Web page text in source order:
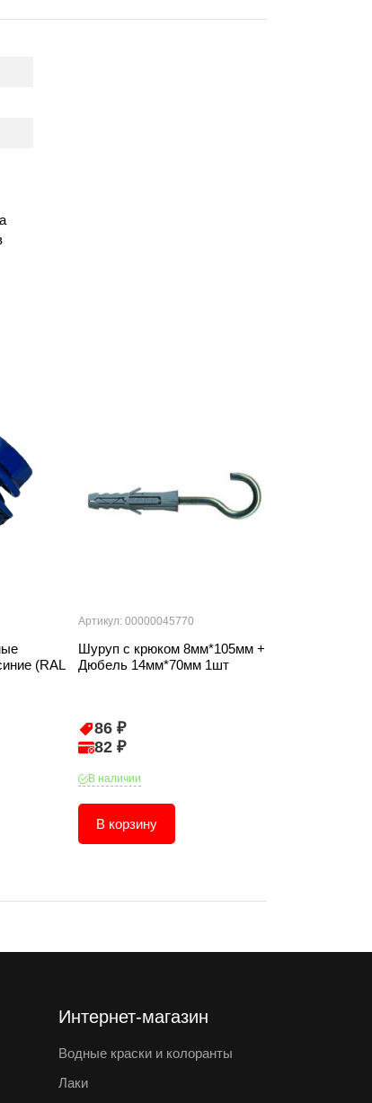
(RAL
Артикул: 00000045770
Шуруп с крюком 8мм*105мм +
Дюбель 14мм*70мм 1шт
86 ₽
82 ₽
В наличии
В корзину
Интернет-магазин
Водные краски и колоранты
Лаки